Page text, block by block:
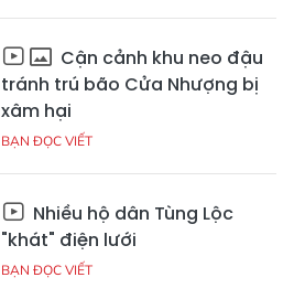
Cận cảnh khu neo đậu
tránh trú bão Cửa Nhượng bị
xâm hại
BẠN ĐỌC VIẾT
Nhiều hộ dân Tùng Lộc
"khát" điện lưới
BẠN ĐỌC VIẾT